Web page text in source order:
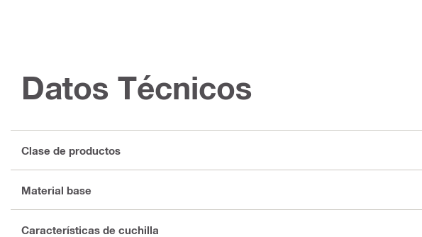
Datos Técnicos
Clase de productos
Material base
Características de cuchilla